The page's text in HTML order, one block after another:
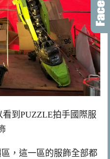
到PUZZLE拍手國際服
，這一區的服飾全部都